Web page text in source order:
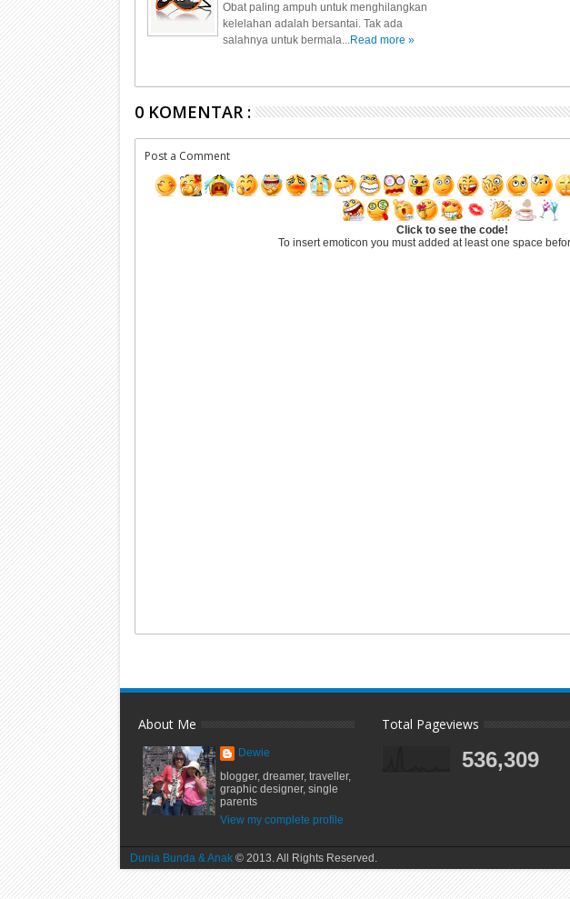
Obat paling ampuh untuk menghilangkan
kelelahan adalah bersantai. Tak ada
salahnya untuk bermala...Read more »
0 KOMENTAR :
Post a Comment
Click to see the code!
To insert emoticon you must added at least one space
About Me
Dewie
blogger, dreamer, traveller,
graphic designer, single
parents
View my complete profile
Total Pageviews
536,309
Dunia Bunda & Anak © 2013. All Rights Reserved.